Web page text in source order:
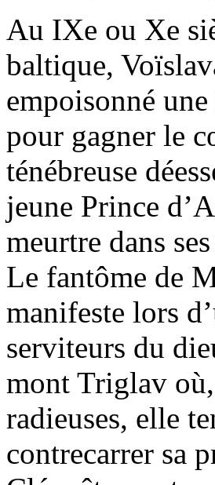
Au IXe ou Xe
baltique,
empoisonné
pour gagner le
ténébreuse
jeune Prince
meurtre dans
Le fantôme de
manifeste lors
serviteurs du
mont Triglav
radieuses, elle
contrecarrer sa